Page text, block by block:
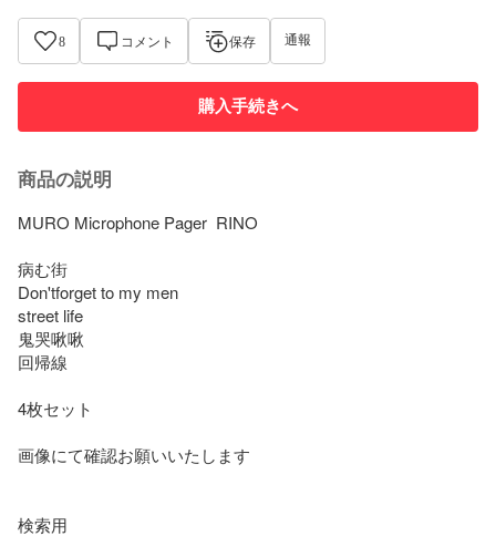
8 コメント 保存 通報
購入手続きへ
商品の説明
MURO Microphone Pager  RINO
病む街
Don'tforget to my men
street life
鬼哭啾啾
回帰線
4枚セット
画像にて確認お願いいたします
検索用